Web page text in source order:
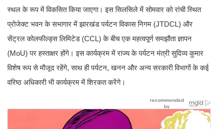
स्थल के रूप में विकसित किया जाएगा। इस सिलसिले में सोमवार को रांची स्थित
प्रोजेक्ट भवन के सभागार में झारखंड पर्यटन विकास निगम (JTDCL) और
सेंट्रल कोलफील्ड्स लिमिटेड (CCL) के बीच एक महत्वपूर्ण समझौता ज्ञापन
(MoU) पर हस्ताक्षर होंगे। इस कार्यक्रम में राज्य के पर्यटन मंत्री सुदिव्य कुमार
विशेष रूप से मौजूद रहेंगे, साथ ही पर्यटन, खनन और अन्य सरकारी विभागों के कई
वरिष्ठ अधिकारी भी कार्यक्रम में शिरकत करेंगे।